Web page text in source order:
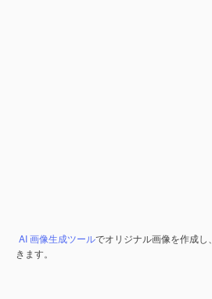
AI 画像生成ツールでオリジナル画像を作成し、
きます。